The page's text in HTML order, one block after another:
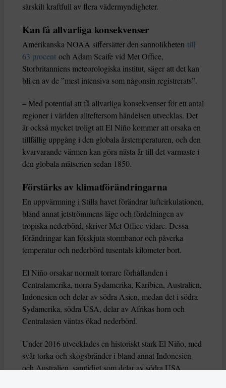
särskilt kraftfull av flera vädermyndigheter.
Kan få allvarliga konsekvenser
Amerikanska NOAA siffersätter den sannolikheten till
63 procent och Adam Scaife vid Met Office,
Storbritanniens meteorologiska institut, säger att det kan
bli en av de ”mest intensiva som någonsin registrerats”.
– Med potential att få allvarliga konsekvenser för ett antal
regioner i världen allteftersom händelsen utvecklas. Det
är också mycket troligt att El Niño kommer att orsaka en
tillfällig uppgång i den globala årstemperaturen, och den
kvarvarande värmen kan göra nästa år till det varmaste i
den globala mätserien sedan 1850.
Förstärks av klimatförändringarna
En uppvärmning i Stilla havet förändrar luftcirkulationen,
bland annat jetströmmens läge och fördelningen av
tropiska nederbörd, skriver Met Office vidare. Dessa
förändringar kan förskjuta stormbanor och påverka
temperatur och nederbörd tusentals kilometer bort.
El Niño orsakar normalt torrare förhållanden i
Centralamerika, norra Sydamerika, Karibien, Australien,
Indonesien och delar av södra Asien, medan det i södra
Sydamerika, södra USA, delar av Afrikas horn och
Centralasien väntas ökad nederbörd.
Under 2016 utvecklades en historiskt stark El Niño, med
svår torka och skogsbränder i bland annat Indonesien
och Australien, samtidigt som delar av södra USA,